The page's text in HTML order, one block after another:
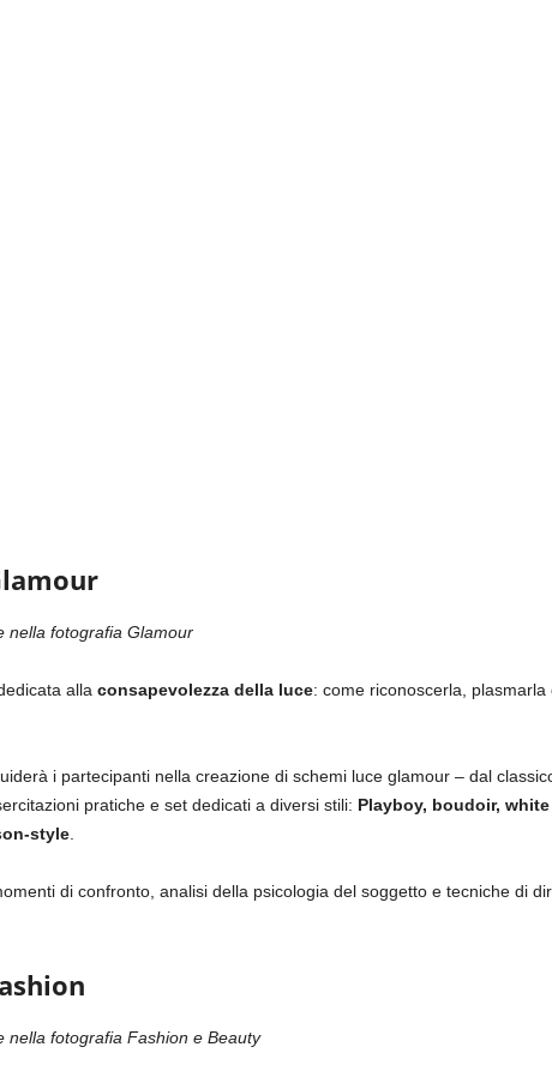
nella fotografia Glamour
alla consapevolezza della luce: come riconoscerla, plasmarla
i partecipanti nella creazione di schemi luce glamour – dal
pratiche e set dedicati a diversi stili: Playboy, boudoir, white
style.
di confronto, analisi della psicologia del soggetto e tecniche di
nella fotografia Fashion e Beauty